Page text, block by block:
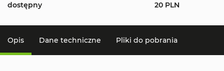
dostępny
20 PLN
Opis Dane techniczne Pliki do pobrania